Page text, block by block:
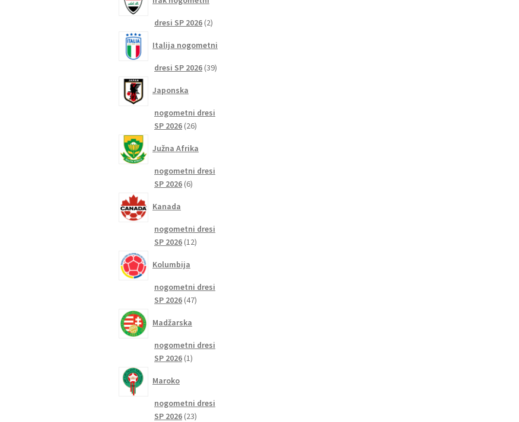
dresi SP 2026 22
Italija nogometni
dresi SP 2026 3939
Japonska
nogometni dresi
SP 2026 2626
Južna Afrika
nogometni dresi
SP 2026 66
Kanada
nogometni dresi
SP 2026 1212
Kolumbija
nogometni dresi
SP 2026 4747
Madžarska
nogometni dresi
SP 2026 11
Maroko
nogometni dresi
SP 2026 2323